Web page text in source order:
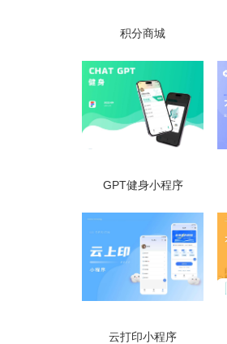
积分商城
GPT健身小程序
云打印小程序